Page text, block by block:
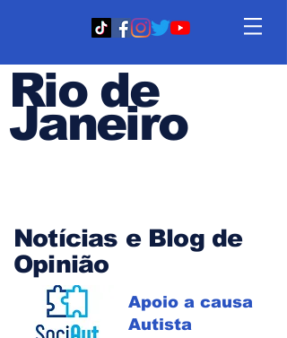
Rio de
Janeiro
Notícias e Blog de
Opinião
Apoio a causa
Autista